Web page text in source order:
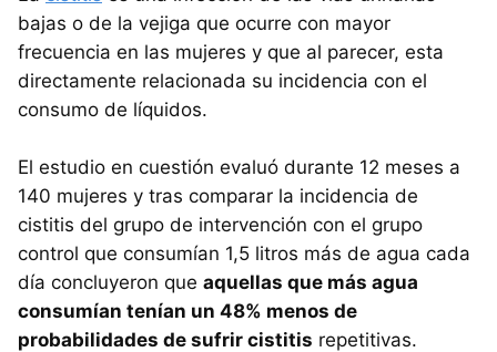
bajas o de la vejiga que ocurre con mayor
frecuencia en las mujeres y que al parecer, esta
directamente relacionada su incidencia con el
consumo de líquidos.
El estudio en cuestión evaluó durante 12 meses a
140 mujeres y tras comparar la incidencia de
cistitis del grupo de intervención con el grupo
control que consumían 1,5 litros más de agua cada
día concluyeron que aquellas que más agua
consumían tenían un 48% menos de
probabilidades de sufrir cistitis repetitivas.